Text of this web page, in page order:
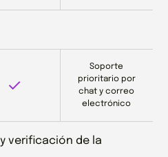
Soporte
prioritario por
chat y correo
electrónico
verificación de la